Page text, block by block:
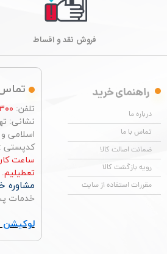
راهنمای خرید
درباره ما
تماس با ما
ضمانت اصالت کالا
رویه بازگشت کالا
مقررات استفاده از سایت
فروش نقد و اقساط
تلفن:
نشانی:
اسلامی و
کدپستی :
تعطیلیم.
مشاوره
خدمات پس از
لوکیشن